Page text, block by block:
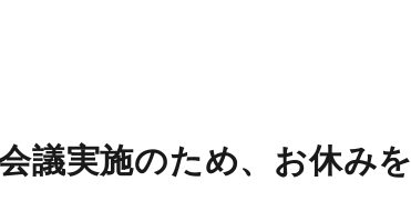
議実施のため、お休み